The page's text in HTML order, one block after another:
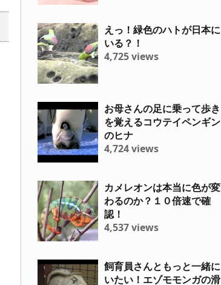
えっ！緑色のハトが日本に
いる？！
4,725 views
お母さんの足に乗って歩き
を覚えるコウテイペンギン
のヒナ
4,724 views
カメレオンは本当に色が変
わるのか？１０倍速で確
認！
4,537 views
飼育員さんともっと一緒に
いたい！エゾモモンガの滑